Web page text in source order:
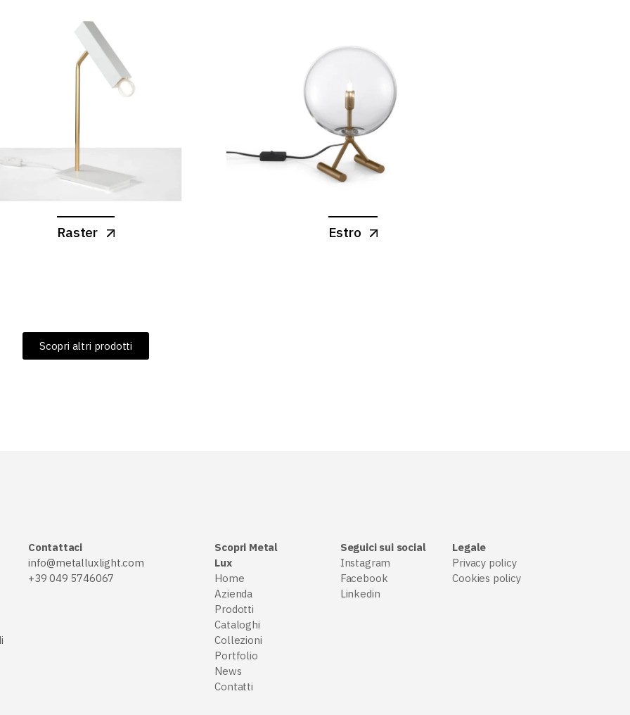
Raster Estro
Scopri altri prodotti
Contattaci
info@metalluxlight.com
+39 049 5746067
Scopri Metal
Lux
Home
Azienda
Prodotti
Cataloghi
Collezioni
Portfolio
News
Contatti
Seguici sui social
Instagram
Facebook
Linkedin
Legale
Privacy policy
Cookies policy